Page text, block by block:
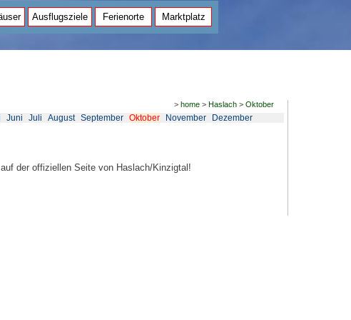
Ausflugsziele Ferienorte Marktplatz
> home> Haslach> Oktober
Juni Juli August September Oktober November Dezember
der offiziellen Seite von Haslach/Kinzigtal!